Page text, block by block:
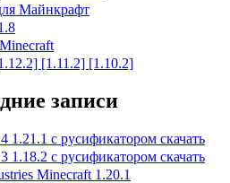
Майнкрафт
[1.11.2] [1.10.2]
записи
1.21.1 с русификатором скачать
1.18.2 с русификатором скачать
Minecraft 1.20.1